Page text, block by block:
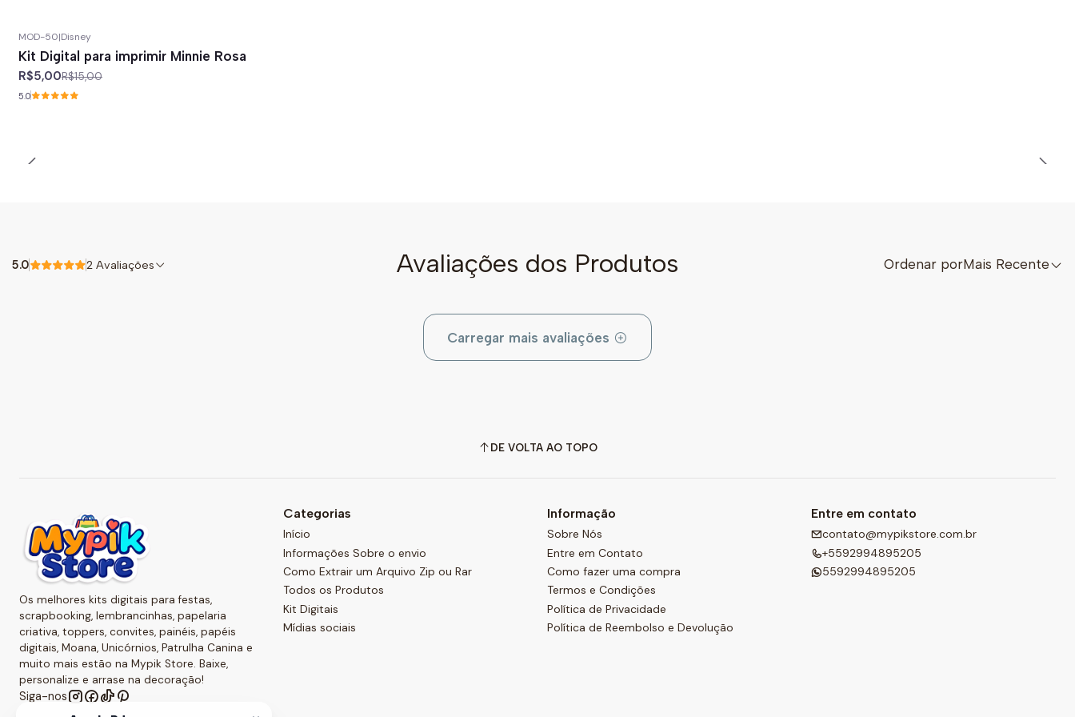
MOD-50|Disney
Kit Digital para imprimir Minnie Rosa
R$5,00R$15,00
5.0
Avaliações dos Produtos
5.0 2 Avaliações Ordenar porMais Recente
Carregar mais avaliações
DE VOLTA AO TOPO
Os melhores kits digitais para festas,
scrapbooking, lembrancinhas, papelaria
criativa, toppers, convites, painéis, papéis
digitais, Moana, Unicórnios, Patrulha Canina e
muito mais estão na Mypik Store. Baixe,
personalize e arrase na decoração!
Siga-nos
Categorias
Início
Informações Sobre o envio
Como Extrair um Arquivo Zip ou Rar
Todos os Produtos
Kit Digitais
Mídias sociais
Informação
Sobre Nós
Entre em Contato
Como fazer uma compra
Termos e Condições
Política de Privacidade
Política de Reembolso e Devolução
Entre em contato
contato@mypikstore.com.br
+5592994895205
5592994895205